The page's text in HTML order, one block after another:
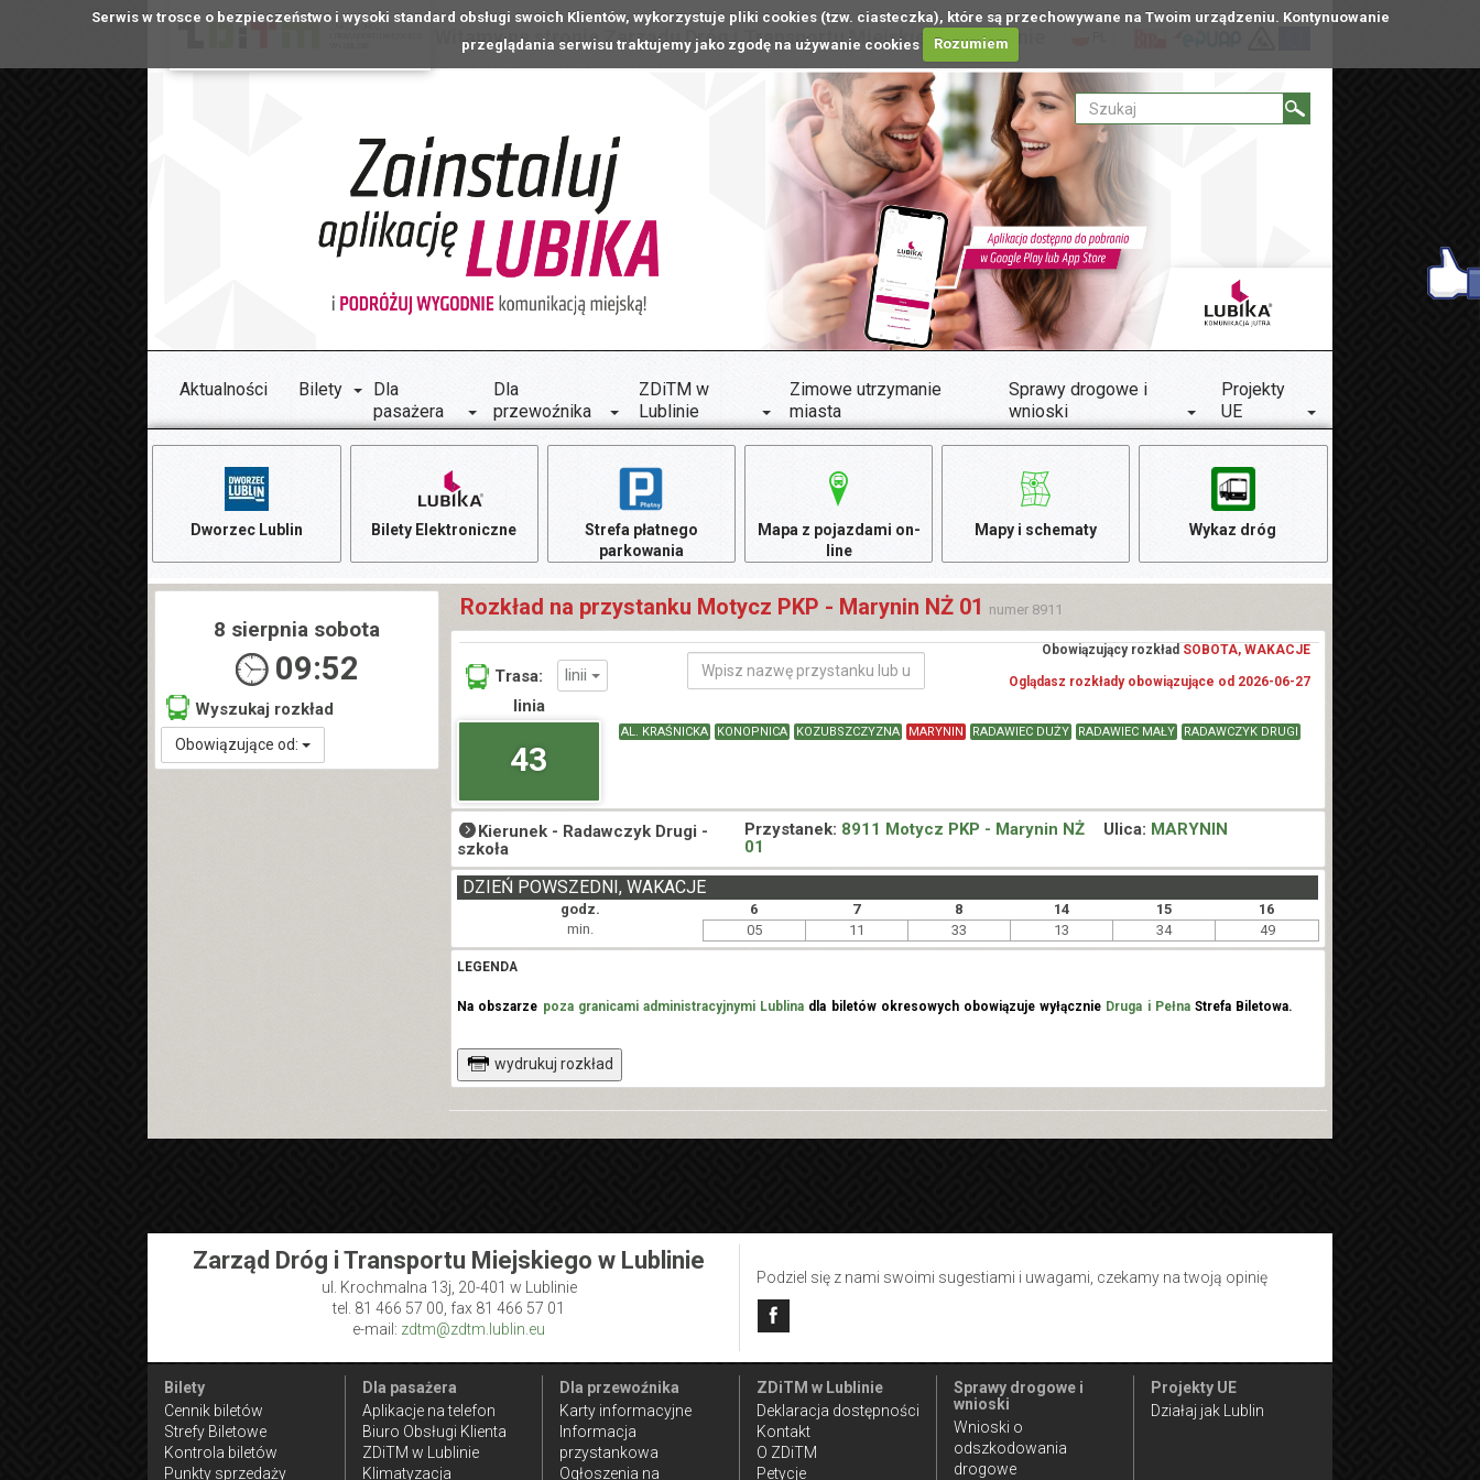
Serwis w trosce o bezpieczeństwo i wysoki standard obsługi swoich Klientów, wykorzystuje pliki cookies (tzw. ciasteczka), które są przechowywane na Twoim urządzeniu. Kontynuowanie
przeglądania serwisu traktujemy jako zgodę na używanie cookies
Rozumiem
Witamy na stronie Zarządu Dróg i Transportu Miejskiego w Lublinie
Aktualności Bilety
Dla
pasażera
Dla
przewoźnika
ZDiTM w
Lublinie
Zimowe utrzymanie
miasta
Sprawy drogowe i
wnioski
Projekty
UE
Dworzec Lublin Bilety Elektroniczne
Strefa płatnego
parkowania
Mapa z pojazdami on-
line
Mapy i schematy Wykaz dróg
Rozkład na przystanku Motycz PKP - Marynin NŻ 01 numer 8911
Trasa: linii
Obowiązujący rozkład SOBOTA, WAKACJE
Oglądasz rozkłady obowiązujące od 2026-06-27
linia
43
AL. KRAŚNICKA KONOPNICA KOZUBSZCZYZNA MARYNIN RADAWIEC DUŻY RADAWIEC MAŁY RADAWCZYK DRUGI
Kierunek - Radawczyk Drugi -
szkoła
Przystanek: 8911 Motycz PKP - Marynin NŻ
01
Ulica: MARYNIN
godz. 6 7 8 14 15 16
DZIEŃ POWSZEDNI, WAKACJE
min. 05 11 33 13 34 49
LEGENDA
Na obszarze poza granicami administracyjnymi Lublina dla biletów okresowych obowiązuje wyłącznie Druga i PełnaStrefa Biletowa.
wydrukuj rozkład
8 sierpnia sobota
09:52
Wyszukaj rozkład
Obowiązujące od:
Zarząd Dróg i Transportu Miejskiego w Lublinie
ul. Krochmalna 13j, 20-401 w Lublinie
tel. 81 466 57 00, fax 81 466 57 01
e-mail: zdtm@zdtm.lublin.eu
Podziel się z nami swoimi sugestiami i uwagami, czekamy na twoją opinię
Bilety
Cennik biletów
Strefy Biletowe
Kontrola biletów
Punkty sprzedaży
Dla pasażera
Aplikacje na telefon
Biuro Obsługi Klienta
ZDiTM w Lublinie
Klimatyzacja
Dla przewoźnika
Karty informacyjne
Informacja
przystankowa
Ogłoszenia na
ZDiTM w Lublinie
Deklaracja dostępności
Kontakt
O ZDiTM
Petycje
Sprawy drogowe i
wnioski
Wnioski o
odszkodowania
drogowe
Projekty UE
Działaj jak Lublin